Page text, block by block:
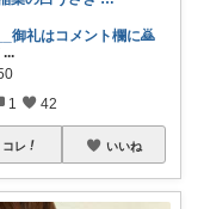
御礼はコメント欄に🙇
...
1 42
コレ いいね